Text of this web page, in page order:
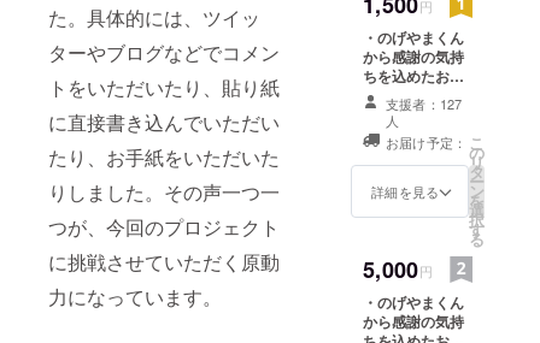
た。具体的には、ツイッ
ターやブログなどでコメン
トをいただいたり、貼り紙
に直接書き込んでいただい
たり、お手紙をいただいた
りしました。その声一つ一
つが、今回のプロジェクト
に挑戦させていただく原動
力になっています。
一枚お送りいた
します。
円
・のげやまくん
から感謝の気持
ちを込めたお礼
のメッセージを
お送りいたしま
す。ご希望の方
はお名前をホー
ムページ(ブロ
グ)に掲載させて
一枚お送りいた
します。 ・のげ
やまくんのぬい
ぐるみ（10セン
支援者：127
人
お届け予定：
詳細を見る
こ
の
リ
タ
ー
ン
を
選
択
す
る
5,000円
・のげやまくん
から感謝の気持